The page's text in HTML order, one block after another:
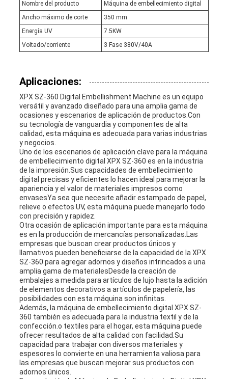
Nombre del producto
Máquina de embellecimiento digital
Ancho máximo de corte
350 mm
Energía UV
7.5KW
Voltado/corriente
3 Fase 380V/40A
Aplicaciones:
XPX SZ-360 Digital Embellishment Machine es un equipo
versátil y avanzado diseñado para una amplia gama de
ocasiones y escenarios de aplicación de productos.Con
su tecnología de vanguardia y componentes de alta
calidad, esta máquina es adecuada para varias industrias
y negocios.
Uno de los escenarios de aplicación clave para la máquina
de embellecimiento digital XPX SZ-360 es en la industria
de la impresión.Sus capacidades de embellecimiento
digital precisas y eficientes lo hacen ideal para mejorar la
apariencia y el valor de materiales impresos como
envasesYa sea que necesite añadir estampado de papel,
relieve o efectos UV, esta máquina puede manejarlo todo
con precisión y rapidez.
Otra ocasión de aplicación importante para esta máquina
es en la producción de mercancías personalizadas.Las
empresas que buscan crear productos únicos y
llamativos pueden beneficiarse de la capacidad de la XPX
SZ-360 para agregar adornos y diseños intrincados a una
amplia gama de materialesDesde la creación de
embalajes a medida para artículos de lujo hasta la adición
de elementos decorativos a artículos de papelería, las
posibilidades con esta máquina son infinitas.
Además, la máquina de embellecimiento digital XPX SZ-
360 también es adecuada para la industria textil y de la
confección.o textiles para el hogar, esta máquina puede
ofrecer resultados de alta calidad con facilidad.Su
capacidad para trabajar con diversos materiales y
espesores lo convierte en una herramienta valiosa para
las empresas que buscan mejorar sus productos con
adornos únicos.